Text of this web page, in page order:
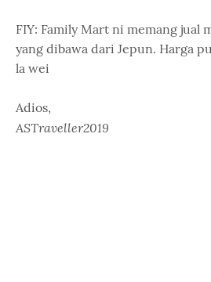
FIY: Family Mart ni memang jual
yang dibawa dari Jepun. Harga
la wei
Adios,
ASTraveller2019